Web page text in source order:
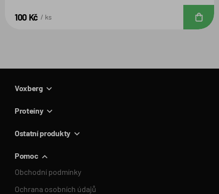
100 Kč ks
Voxberg
Proteíny
Ostatní produkty
Pomoc
Obchodní podmínky
Ochrana osobních údajů